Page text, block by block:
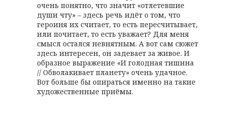
очень понятно, что значит «отлетевшие
души чту» – здесь речь идёт о том, что
героиня их считает, то есть пересчитывает,
или почитает, то есть уважает? Для меня
смысл остался невнятным. А вот сам сюжет
здесь интересен, он задевает за живое. И
образное выражение «И голодная тишина
// Обволакивает планету» очень удачное.
Вот больше бы опираться именно на такие
художественные приёмы.